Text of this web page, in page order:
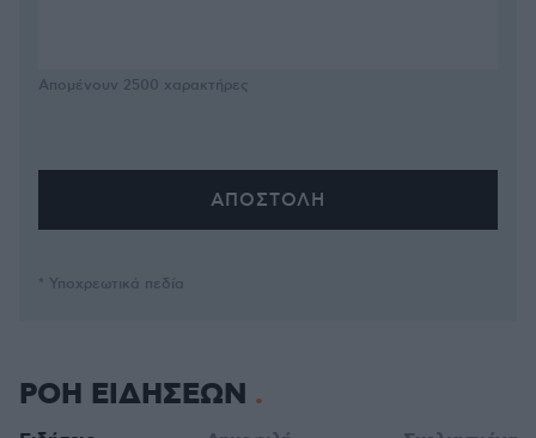
Απομένουν 2500 χαρακτήρες
* Υποχρεωτικά πεδία
ΡΟΗ ΕΙΔΗΣΕΩΝ